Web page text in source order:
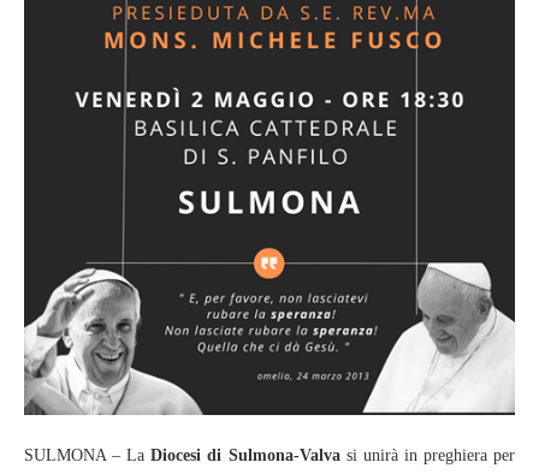
SULMONA – La Diocesi di Sulmona-Valvasi unirà in preghiera per